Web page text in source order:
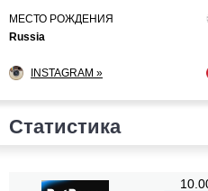
МЕСТО РОЖДЕНИЯ
Russia
INSTAGRAM »
Статистика